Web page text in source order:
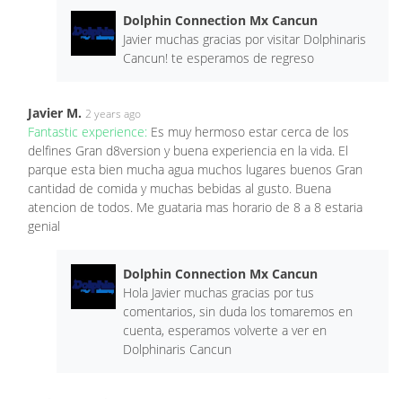
Dolphin Connection Mx Cancun
Javier muchas gracias por visitar Dolphinaris
Cancun! te esperamos de regreso
Javier M. 2 years ago
Fantastic experience: Es muy hermoso estar cerca de los
delfines Gran d8version y buena experiencia en la vida. El
parque esta bien mucha agua muchos lugares buenos Gran
cantidad de comida y muchas bebidas al gusto. Buena
atencion de todos. Me guataria mas horario de 8 a 8 estaria
genial
Dolphin Connection Mx Cancun
Hola Javier muchas gracias por tus
comentarios, sin duda los tomaremos en
cuenta, esperamos volverte a ver en
Dolphinaris Cancun